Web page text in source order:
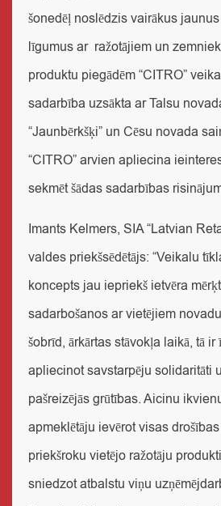
šonedēļ noslēdzis vairākus
līgumus ar ražotājiem un
produktu piegādēm “CITRO”
sadarbība uzsākta ar Talsu
“Jaunbērkšķi” un Cēsu novada
“CITRO” arvien apliecina
sekmēt šādas sadarbības
Imants Kelmers, SIA “Latvian
valdes priekšsēdētājs: “Veikalu
koncepts jau iepriekš ietvēra
sadarbošanos ar vietējiem
šobrīd, ārkārtas stāvokļa laikā, tā ir
apliecinot savstarpēju solidaritāti
pašreizējās grūtības. Aicinu
apmeklētāju ievērot visas
priekšroku vietējo ražotāju
sniedzot atbalstu viņu